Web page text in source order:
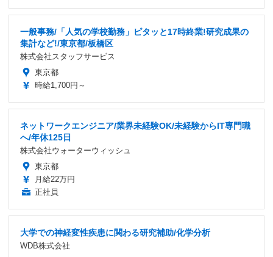
一般事務/「人気の学校勤務」ピタッと17時終業!研究成果の
集計など!/東京都/板橋区
株式会社スタッフサービス
東京都
時給1,700円～
ネットワークエンジニア/業界未経験OK/未経験からIT専門職
へ/年休125日
株式会社ウォーターウィッシュ
東京都
月給22万円
正社員
大学での神経変性疾患に関わる研究補助/化学分析
WDB株式会社